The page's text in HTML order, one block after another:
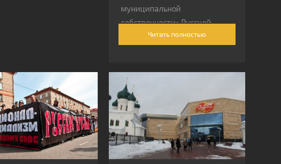
муниципальной
собственности» Русской
православной церкви.
Читать полностью